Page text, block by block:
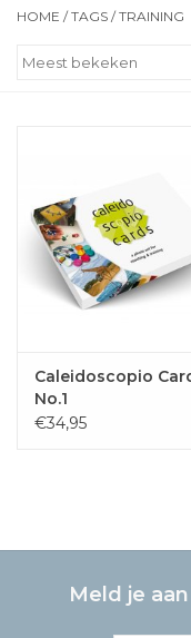
HOME /TAGS /TRAINING
Caleidoscopio
No.1
€34,95
Meld je